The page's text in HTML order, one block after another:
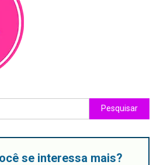
se interessa mais?